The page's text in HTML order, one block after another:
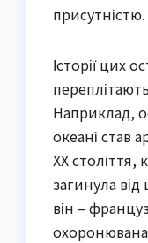
присутністю.
Історії цих
Наприклад,
океані став
XX століття,
загинула від
він –
охоронювана